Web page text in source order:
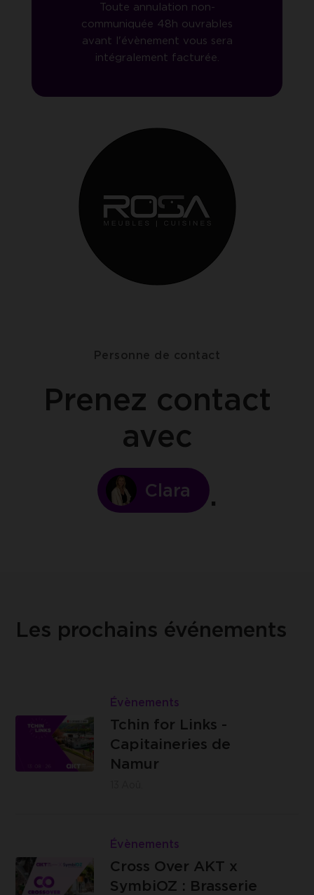
Toute annulation non-
communiquée 48h ouvrables
avant l'évènement vous sera
intégralement facturée.
Personne de contact
Prenez contact
avec
Clara
Les prochains événements
Évènements
Tchin for Links -
Capitaineries de
Namur
Les
Capitaineries
de Namur -
Boulevard
Jambes
for
Évènements
Cross Over AKT x
SymbiOZ : Brasserie
Brasserie
C -
Impasse
Over
AKT